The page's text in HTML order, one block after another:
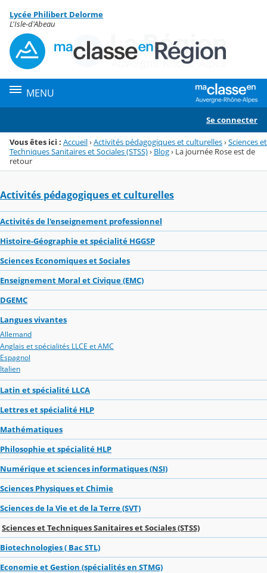
Menu de la rubrique
Contenu
Lycée Philibert Delorme
L'Isle-d'Abeau
MENU
Se connecter
Vous êtes ici : Accueil›Activités pédagogiques et culturelles›Sciences et
Techniques Sanitaires et Sociales (STSS)› Blog› La journée Rose est de
retour
Activités pédagogiques et culturelles
Activités de l'enseignement professionnel
Histoire-Géographie et spécialité HGGSP
Sciences Economiques et Sociales
Enseignement Moral et Civique (EMC)
DGEMC
Langues vivantes
Allemand
Anglais et spécialités LLCE et AMC
Espagnol
Italien
Latin et spécialité LLCA
Lettres et spécialité HLP
Mathématiques
Philosophie et spécialité HLP
Numérique et sciences informatiques (NSI)
Sciences Physiques et Chimie
Sciences de la Vie et de la Terre (SVT)
Sciences et Techniques Sanitaires et Sociales (STSS)
Biotechnologies ( Bac STL)
Economie et Gestion (spécialités en STMG)